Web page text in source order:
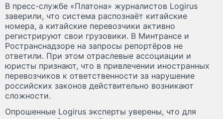
В пресс-службе «Платона» журналистов Logirus
заверили, что система распознаёт китайские
номера, а китайские перевозчики активно
регистрируют свои грузовики. В Минтрансе и
Ространснадзоре на запросы репортёров не
ответили. При этом отраслевые ассоциации и
юристы признают, что в привлечении иностранных
перевозчиков к ответственности за нарушение
российских законов действительно возникают
сложности.
Опрошенные Logirus эксперты уверены, что для